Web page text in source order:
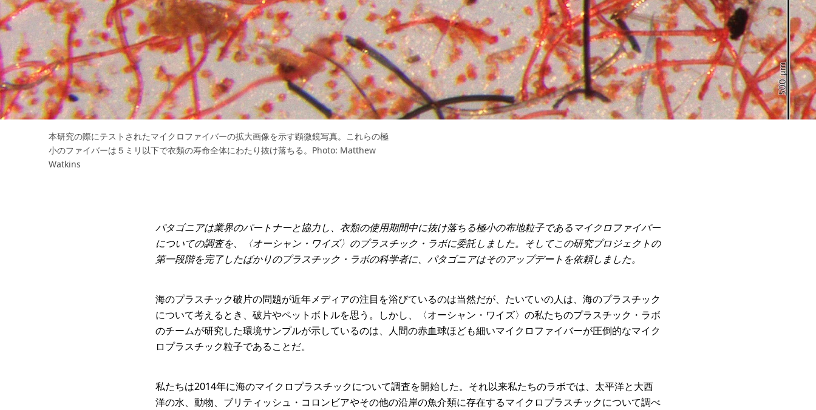
本研究の際にテストされたマイクロファイバーの拡大画像を示す顕微鏡写真。これらの極
小のファイバーは５ミリ以下で衣類の寿命全体にわたり抜け落ちる。Photo: Matthew
Watkins
パタゴニアは業界のパートナーと協力し、衣類の使用期間中に抜け落ちる極小の布地粒子であるマイクロファイバー
についての調査を、〈オーシャン・ワイズ〉のプラスチック・ラボに委託しました。そしてこの研究プロジェクトの
第一段階を完了したばかりのプラスチック・ラボの科学者に、パタゴニアはそのアップデートを依頼しました。
海のプラスチック破片の問題が近年メディアの注目を浴びているのは当然だが、たいていの人は、海のプラスチック
について考えるとき、破片やペットボトルを思う。しかし、〈オーシャン・ワイズ〉の私たちのプラスチック・ラボ
のチームが研究した環境サンプルが示しているのは、人間の赤血球ほども細いマイクロファイバーが圧倒的なマイク
ロプラスチック粒子であることだ。
私たちは2014年に海のマイクロプラスチックについて調査を開始した。それ以来私たちのラボでは、太平洋と大西
洋の水、動物、ブリティッシュ・コロンビアやその他の沿岸の魚介類に存在するマイクロプラスチックについて調べ